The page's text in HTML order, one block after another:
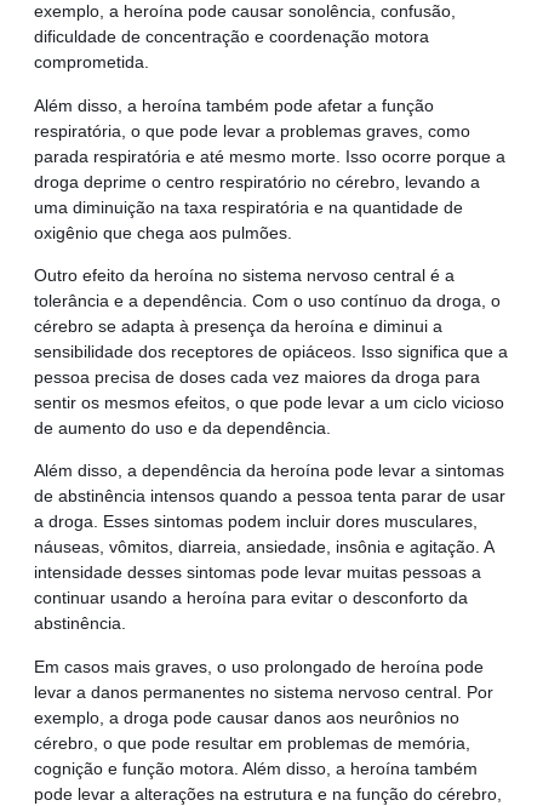
exemplo, a heroína pode causar sonolência, confusão,
dificuldade de concentração e coordenação motora
comprometida.
Além disso, a heroína também pode afetar a função
respiratória, o que pode levar a problemas graves, como
parada respiratória e até mesmo morte. Isso ocorre porque a
droga deprime o centro respiratório no cérebro, levando a
uma diminuição na taxa respiratória e na quantidade de
oxigênio que chega aos pulmões.
Outro efeito da heroína no sistema nervoso central é a
tolerância e a dependência. Com o uso contínuo da droga, o
cérebro se adapta à presença da heroína e diminui a
sensibilidade dos receptores de opiáceos. Isso significa que a
pessoa precisa de doses cada vez maiores da droga para
sentir os mesmos efeitos, o que pode levar a um ciclo vicioso
de aumento do uso e da dependência.
Além disso, a dependência da heroína pode levar a sintomas
de abstinência intensos quando a pessoa tenta parar de usar
a droga. Esses sintomas podem incluir dores musculares,
náuseas, vômitos, diarreia, ansiedade, insônia e agitação. A
intensidade desses sintomas pode levar muitas pessoas a
continuar usando a heroína para evitar o desconforto da
abstinência.
Em casos mais graves, o uso prolongado de heroína pode
levar a danos permanentes no sistema nervoso central. Por
exemplo, a droga pode causar danos aos neurônios no
cérebro, o que pode resultar em problemas de memória,
cognição e função motora. Além disso, a heroína também
pode levar a alterações na estrutura e na função do cérebro,